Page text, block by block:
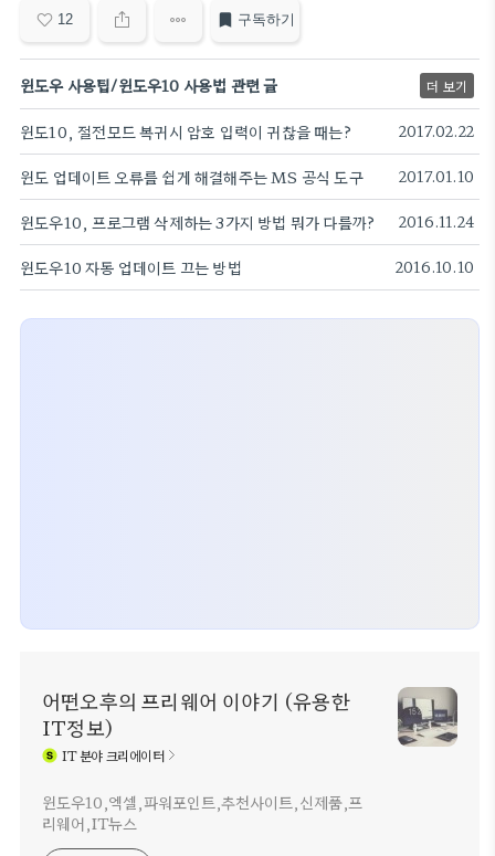
12 구독하기
윈도우 사용팁/윈도우10 사용법 관련 글 더 보기
윈도10, 절전모드 복귀시 암호 입력이 귀찮을 때는? 2017.02.22
윈도 업데이트 오류를 쉽게 해결해주는 MS 공식 도구 2017.01.10
윈도우10, 프로그램 삭제하는 3가지 방법 뭐가 다를까? 2016.11.24
윈도우10 자동 업데이트 끄는 방법 2016.10.10
어떤오후의 프리웨어 이야기 (유용한
IT정보)
IT분야 크리에이터
윈도우10,엑셀,파워포인트,추천사이트,신제품,프
리웨어,IT뉴스